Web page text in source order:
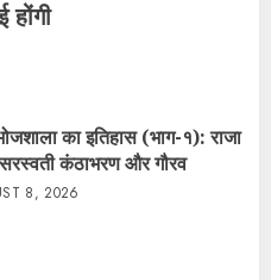
का इतिहास (भाग-१): राजा
कंठाभरण और गौरव
8, 2026